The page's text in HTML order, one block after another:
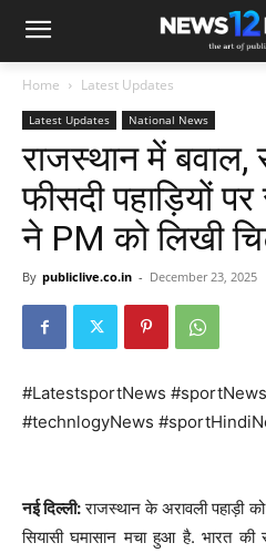
Home Latest Updates
Latest Updates National News
राजस्थान में बवाल,
फीसदी पहाड़ियों
ने PM को लिखी
By publiclive.co.in - December 23, 2025
#LatestsportNews
#technlogyNews
नई दिल्ली:राजस्थान के अरावली पहाड़ी
सियासी घमासान मचा हुआ है. भारत की